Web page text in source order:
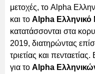
μετοχές, το Alpha
και το Alpha Ελληνικό
κατατάσσονται στα
2019, διατηρώντας
τριετίας και
για το Alpha